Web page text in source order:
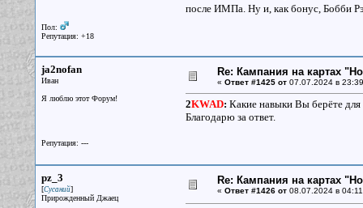
Пол:
Репутация: +18
после ИМПа. Ну и, как бонус, Бобби
ja2nofan
Иван
Я люблю этот Форум!
Репутация: ---
Re: Кампания на картах
« Ответ #1425 от07.07.2024 в
2KWAD: Какие навыки Вы берёте для
Благодарю за ответ.
pz_3
[Сусаний]
Прирожденный Джаец
Re: Кампания на картах
« Ответ #1426 от08.07.2024 в